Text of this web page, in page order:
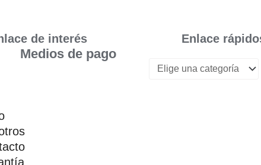
de interés
Medios de pago
Enlace